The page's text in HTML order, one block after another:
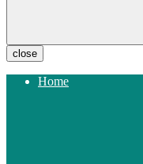
close
Home